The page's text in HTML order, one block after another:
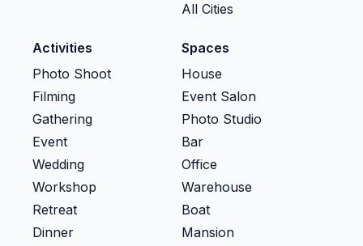
All Cities
Activities
Photo Shoot
Filming
Gathering
Event
Wedding
Workshop
Retreat
Dinner
Spaces
House
Event Salon
Photo Studio
Bar
Office
Warehouse
Boat
Mansion